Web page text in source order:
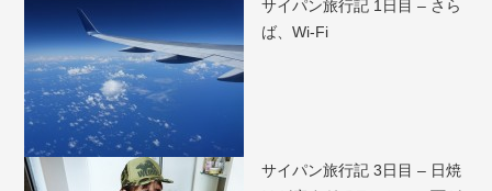
サイパン旅行記 1日目 – さら
ば、Wi-Fi
サイパン旅行記 3日目 – 日焼